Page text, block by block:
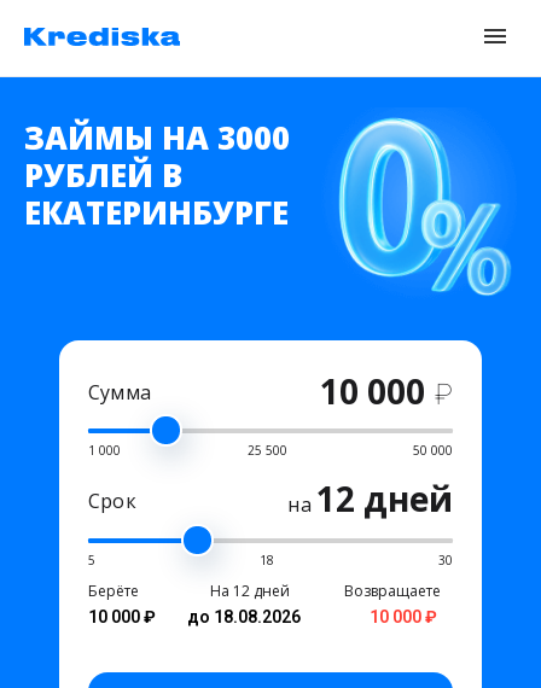
ЗАЙМЫ НА 3000
РУБЛЕЙ В
ЕКАТЕРИНБУРГЕ
Сумма 10 000 ₽
1 000 25 500 50 000
Срок на 12 дней
5 18 30
Берёте
10 000 ₽
На 12 дней
до 18.08.2026
Возвращаете
10 000 ₽